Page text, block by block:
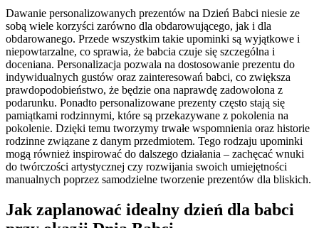
Dawanie personalizowanych prezentów na Dzień Babci niesie ze
sobą wiele korzyści zarówno dla obdarowującego, jak i dla
obdarowanego. Przede wszystkim takie upominki są wyjątkowe i
niepowtarzalne, co sprawia, że babcia czuje się szczególna i
doceniana. Personalizacja pozwala na dostosowanie prezentu do
indywidualnych gustów oraz zainteresowań babci, co zwiększa
prawdopodobieństwo, że będzie ona naprawdę zadowolona z
podarunku. Ponadto personalizowane prezenty często stają się
pamiątkami rodzinnymi, które są przekazywane z pokolenia na
pokolenie. Dzięki temu tworzymy trwałe wspomnienia oraz historie
rodzinne związane z danym przedmiotem. Tego rodzaju upominki
mogą również inspirować do dalszego działania – zachęcać wnuki
do twórczości artystycznej czy rozwijania swoich umiejętności
manualnych poprzez samodzielne tworzenie prezentów dla bliskich.
Jak zaplanować idealny dzień dla babci